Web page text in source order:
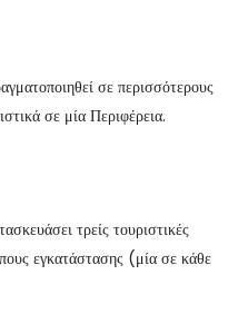
σε περισσότερους
σε μία Περιφέρεια.
τρείς τουριστικές
εγκατάστασης (μία σε κάθε